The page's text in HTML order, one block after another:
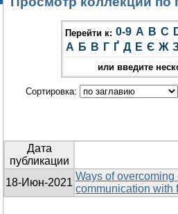
Перейти к: 0-9 A B C
А Б В Г Ґ Д Е Є Ж
или введите
Сортировка:
Дата
публикации
18-Июн-2021
Ways of
communication with